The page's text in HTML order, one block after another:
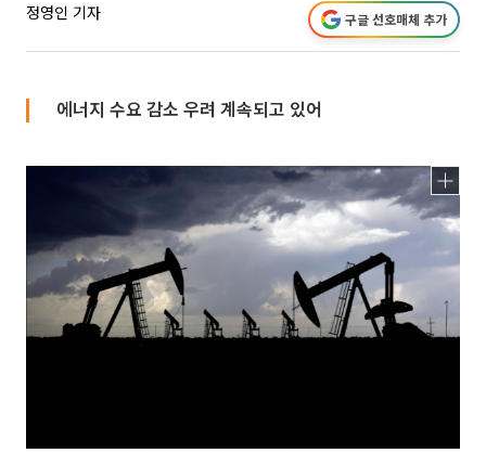
정영인 기자 구글 선호매체 추가
에너지 수요 감소 우려 계속되고 있어